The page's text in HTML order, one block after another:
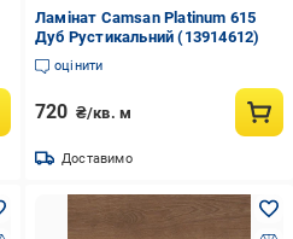
Ламінат Camsan Platinum 615
Дуб Рустикальний (13914612)
оцінити
720 ₴/кв. м
Доставимо